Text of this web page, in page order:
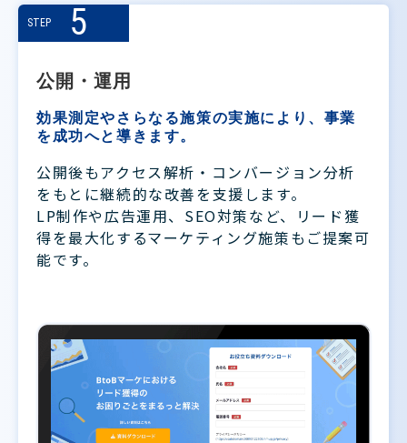
STEP 5
公開・運用
効果測定やさらなる施策の実施により、事業
を成功へと導きます。
公開後もアクセス解析・コンバージョン分析
をもとに継続的な改善を支援します。
LP制作や広告運用、SEO対策など、リード獲
得を最大化するマーケティング施策もご提案可
能です。